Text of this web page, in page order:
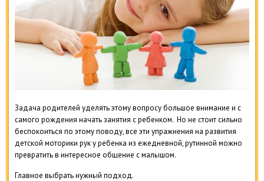
Задача родителей уделять этому вопросу большое внимание и с
самого рождения начать занятия с ребенком. Но не стоит сильно
беспокоиться по этому поводу, все эти упражнения на развития
детской моторики рук у ребенка из ежедневной, рутинной можно
превратить в интересное общение с малышом.
Главное выбрать нужный подход.